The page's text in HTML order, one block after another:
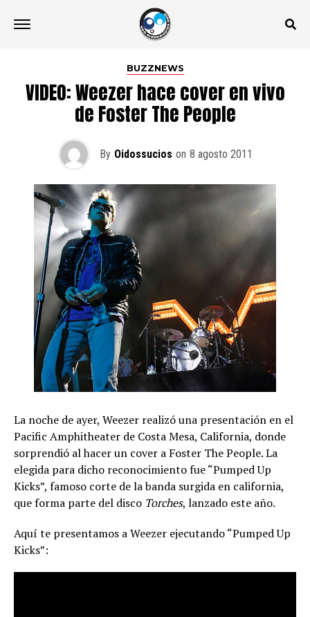
BUZZNEWS
VIDEO: Weezer hace cover en vivo
de Foster The People
By Oidossucios on 8 agosto 2011
La noche de ayer, Weezer realizó una presentación en el
Pacific Amphitheater de Costa Mesa, California, donde
sorprendió al hacer un cover a Foster The People. La
elegida para dicho reconocimiento fue “Pumped Up
Kicks”, famoso corte de la banda surgida en california,
que forma parte del disco Torches, lanzado este año.
Aquí te presentamos a Weezer ejecutando “Pumped Up
Kicks”: